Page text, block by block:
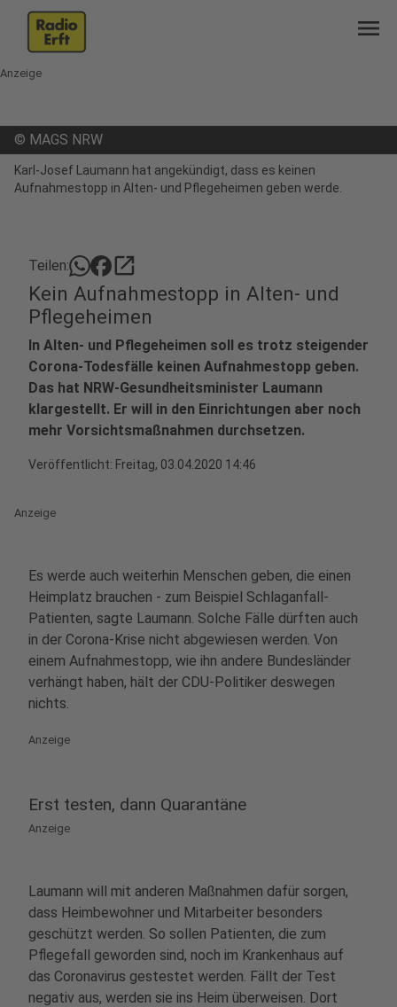
menu
Anzeige
© MAGS NRW
Karl-Josef Laumann hat angekündigt, dass es keinen
Aufnahmestopp in Alten- und Pflegeheimen geben werde.
Teilen: open_in_new
Kein Aufnahmestopp in Alten- und
Pflegeheimen
In Alten- und Pflegeheimen soll es trotz steigender
Corona-Todesfälle keinen Aufnahmestopp geben.
Das hat NRW-Gesundheitsminister Laumann
klargestellt. Er will in den Einrichtungen aber noch
mehr Vorsichtsmaßnahmen durchsetzen.
Veröffentlicht: Freitag, 03.04.2020 14:46
Anzeige
Es werde auch weiterhin Menschen geben, die einen
Heimplatz brauchen - zum Beispiel Schlaganfall-
Patienten, sagte Laumann. Solche Fälle dürften auch
in der Corona-Krise nicht abgewiesen werden. Von
einem Aufnahmestopp, wie ihn andere Bundesländer
verhängt haben, hält der CDU-Politiker deswegen
nichts.
Anzeige
Erst testen, dann Quarantäne
Anzeige
Laumann will mit anderen Maßnahmen dafür sorgen,
dass Heimbewohner und Mitarbeiter besonders
geschützt werden. So sollen Patienten, die zum
Pflegefall geworden sind, noch im Krankenhaus auf
das Coronavirus gestestet werden. Fällt der Test
negativ aus, werden sie ins Heim überweisen. Dort